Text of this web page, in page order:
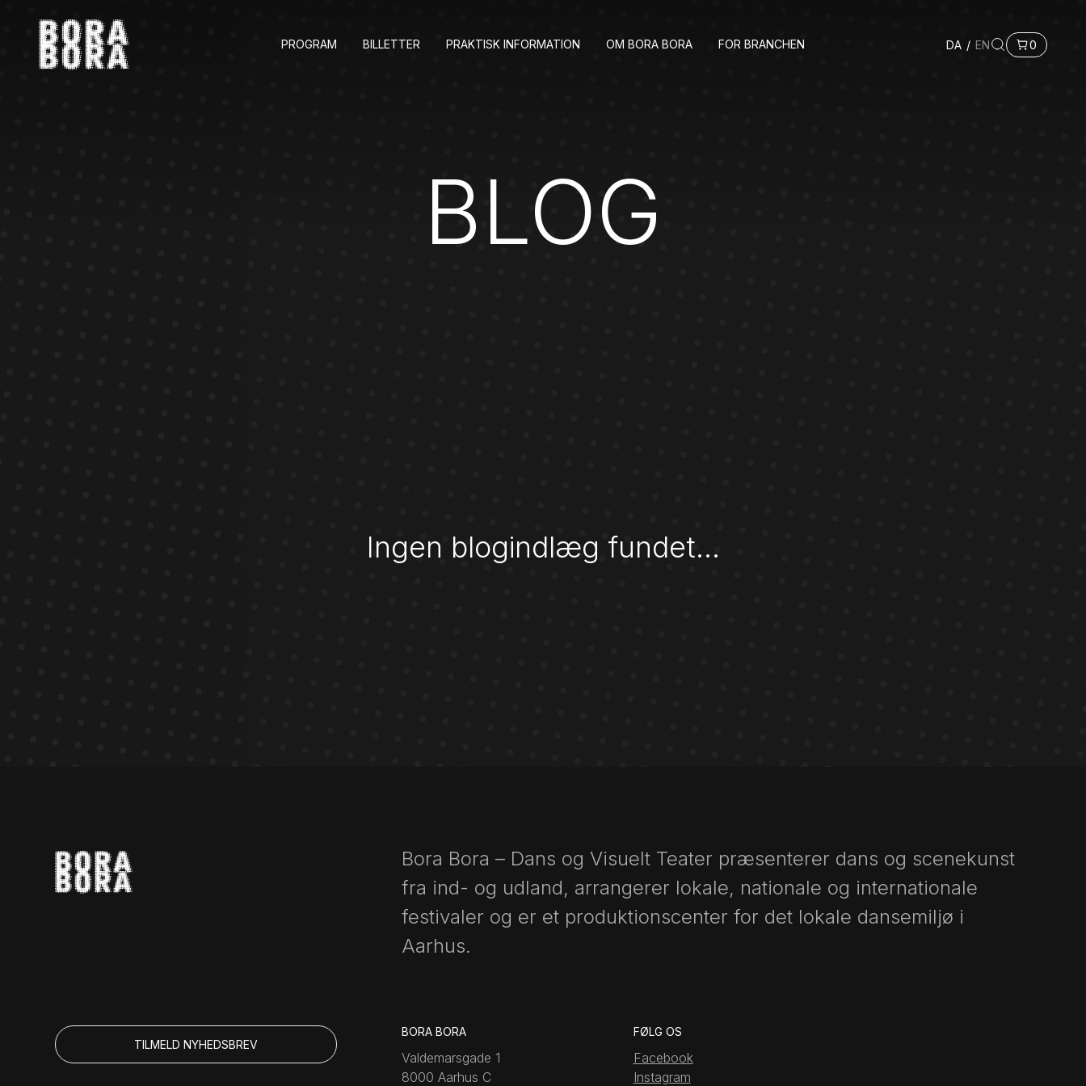
PROGRAM BILLETTER PRAKTISK INFORMATION OM BORA BORA FOR BRANCHEN DA / EN 0
BLOG
Ingen blogindlæg fundet…
Bora Bora – Dans og Visuelt Teater præsenterer dans og scenekunst
fra ind- og udland, arrangerer lokale, nationale og internationale
festivaler og er et produktionscenter for det lokale dansemiljø i
Aarhus.
BORA BORA
Valdemarsgade 1
8000 Aarhus C
FØLG OS
Facebook
Instagram
TILMELD NYHEDSBREV